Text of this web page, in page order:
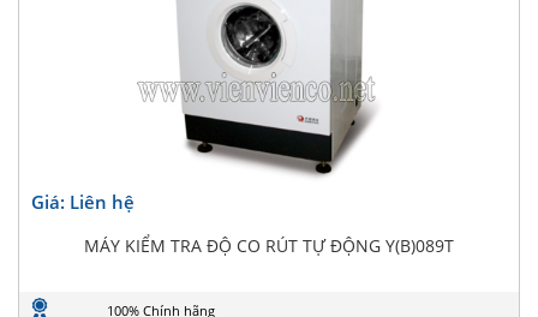
Giá: Liên hệ
MÁY KIỂM TRA ĐỘ CO RÚT ​​TỰ ĐỘNG Y(B)089T
100% Chính hãng